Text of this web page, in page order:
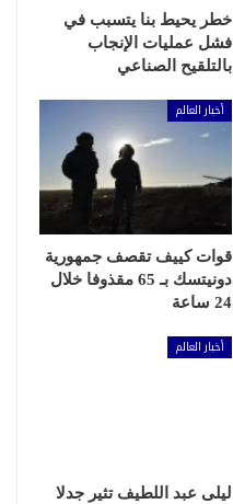
خطر يحيط بنا يتسبب في
فشل عمليات الإنجاب
بالتلقيح الصناعي
أخبار العالم
قوات كييف تقصف جمهورية
دونيتسك بـ 65 مقذوفا خلال
24 ساعة
أخبار العالم
ليلى عبد اللطيف تثير جدلا